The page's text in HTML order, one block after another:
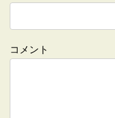
コメント